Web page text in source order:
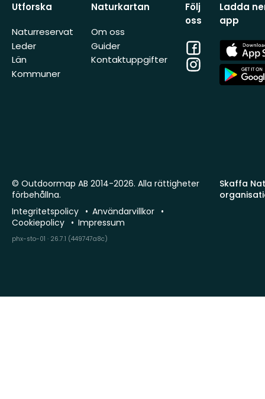
Utforska
Naturreservat
Leder
Län
Kommuner
Naturkartan
Om oss
Guider
Kontaktuppgifter
Följ
oss
Facebook
Instagram
Ladda
app
App
Store
App
Store
Skaffa
© Outdoormap AB 2014-2026. Alla rättigheter
förbehållna.
Integritetspolicy
Användarvillkor
Cookiepolicy
Impressum
phx-sto-01 · 26.7.1 (449747a8c)